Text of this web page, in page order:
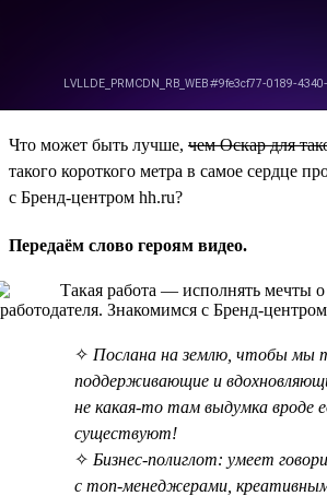
Что может быть лучше, чем Оскар для
такого короткого метра в самое сердце
с Бренд-центром hh.ru?
Передаём слово героям видео.
✧ Послана на землю, чтобы мы
поддерживающие и
не какая-то там выдумка вроде
существуют!
✧ Бизнес-полиглот: умеет
с топ-менеджерами,